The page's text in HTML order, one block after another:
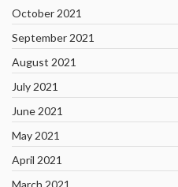
October 2021
September 2021
August 2021
July 2021
June 2021
May 2021
April 2021
March 2021